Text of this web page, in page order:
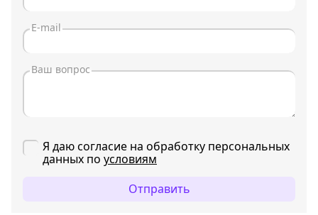
Я даю согласие на обработку персональных
данных по условиям
Отправить